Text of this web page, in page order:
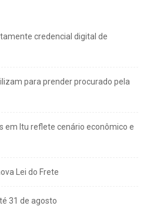
credencial digital de
para prender procurado pela
em Itu reflete cenário econômico e
Lei do Frete
31 de agosto